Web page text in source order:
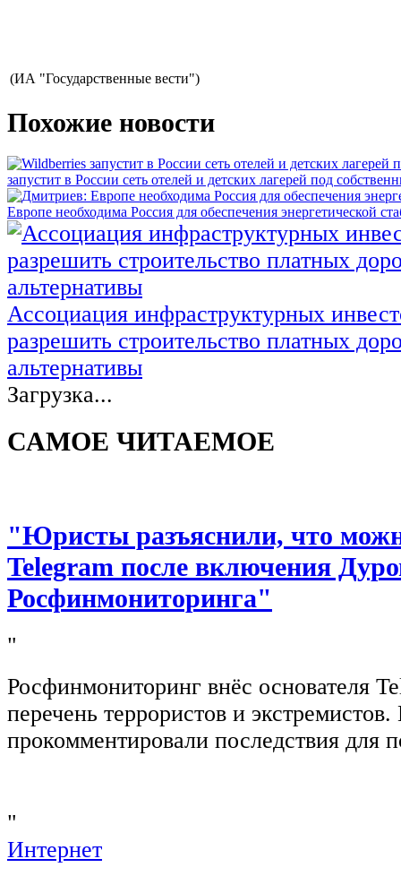
(ИА "Государственные вести")
Похожие новости
запустит в России сеть отелей и детских лагерей под
Европе необходима Россия для обеспечения энергетической
Ассоциация инфраструктурных
разрешить строительство платных
альтернативы
Загрузка...
САМОЕ ЧИТАЕМОЕ
"Юристы разъяснили, что
Telegram после включения
Росфинмониторинга"
"
Росфинмониторинг внёс основателя
перечень террористов и
прокомментировали последствия для
"
Интернет